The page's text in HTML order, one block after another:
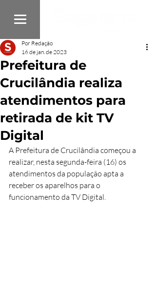
Prefeitura de
Crucilândia realiza
atendimentos para
retirada de kit TV
Digital
Por Redação
16 de jan. de 2023
A Prefeitura de Crucilândia começou a
realizar, nesta segunda-feira (16) os
atendimentos da população apta a
receber os aparelhos para o
funcionamento da TV Digital.